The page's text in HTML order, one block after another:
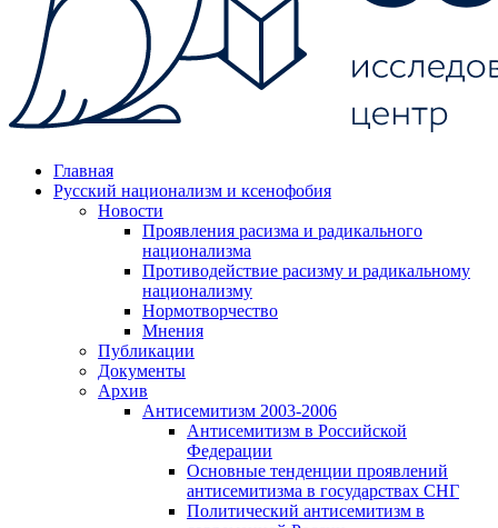
Главная
Русский национализм и ксенофобия
Новости
Проявления расизма и радикального
национализма
Противодействие расизму и радикальному
национализму
Нормотворчество
Мнения
Публикации
Документы
Архив
Антисемитизм 2003-2006
Антисемитизм в Российской
Федерации
Основные тенденции проявлений
антисемитизма в государствах СНГ
Политический антисемитизм в